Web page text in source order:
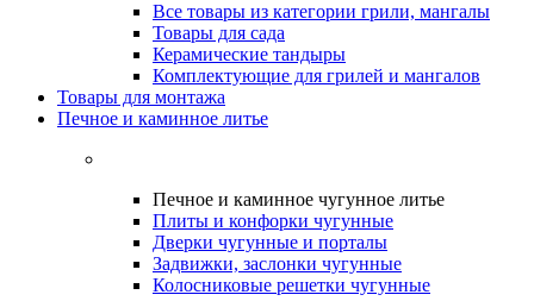
Все товары из категории грили, мангалы
Товары для сада
Керамические тандыры
Комплектующие для грилей и мангалов
Товары для монтажа
Печное и каминное литье
Печное и каминное чугунное литье
Плиты и конфорки чугунные
Дверки чугунные и порталы
Задвижки, заслонки чугунные
Колосниковые решетки чугунные